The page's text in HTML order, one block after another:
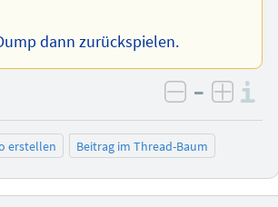
dann zurückspielen.
negativ
–
erstellen Beitrag im Thread-Baum